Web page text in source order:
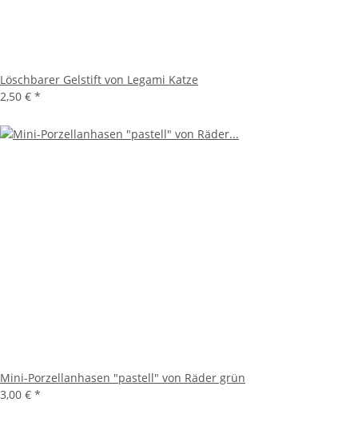
Löschbarer Gelstift von Legami Katze
2,50 € *
Mini-Porzellanhasen "pastell" von Räder grün
3,00 € *